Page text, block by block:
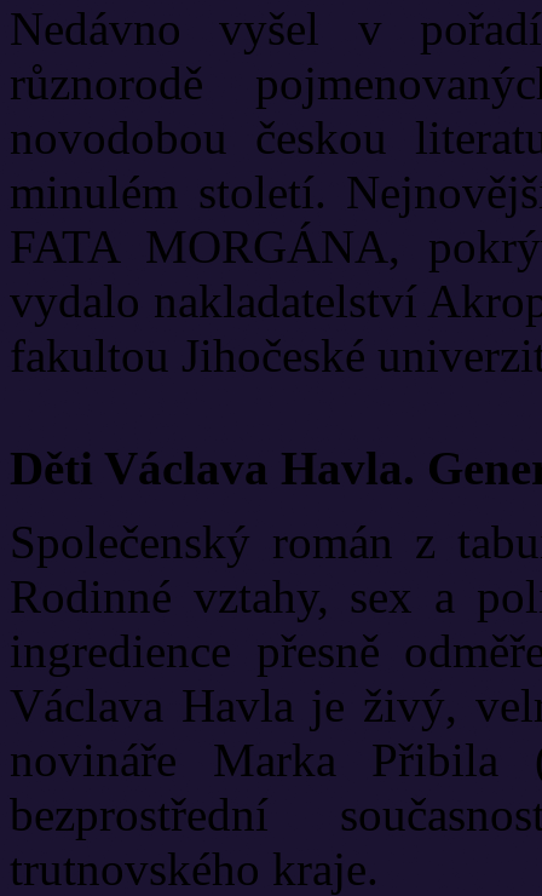
Nedávno vyšel v
různorodě
novodobou českou
minulém století.
FATA MORGÁNA,
vydalo nakladatelství
fakultou Jihočeské
Děti Václava Havla.
Společenský román z
Rodinné vztahy, sex a
ingredience přesně
Václava Havla je živý,
novináře Marka Přibila
bezprostřední
trutnovského kraje.